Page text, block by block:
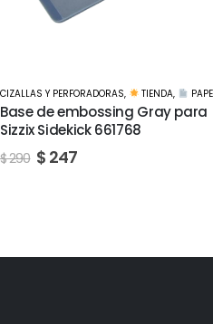
MANUALIDADES,BASES Y MATERIALES,
Lija al agua Hoja grano 150
$30 $26